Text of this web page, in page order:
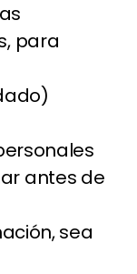
para
antes de
sea